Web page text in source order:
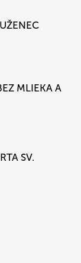
MLIEKA A
SV.